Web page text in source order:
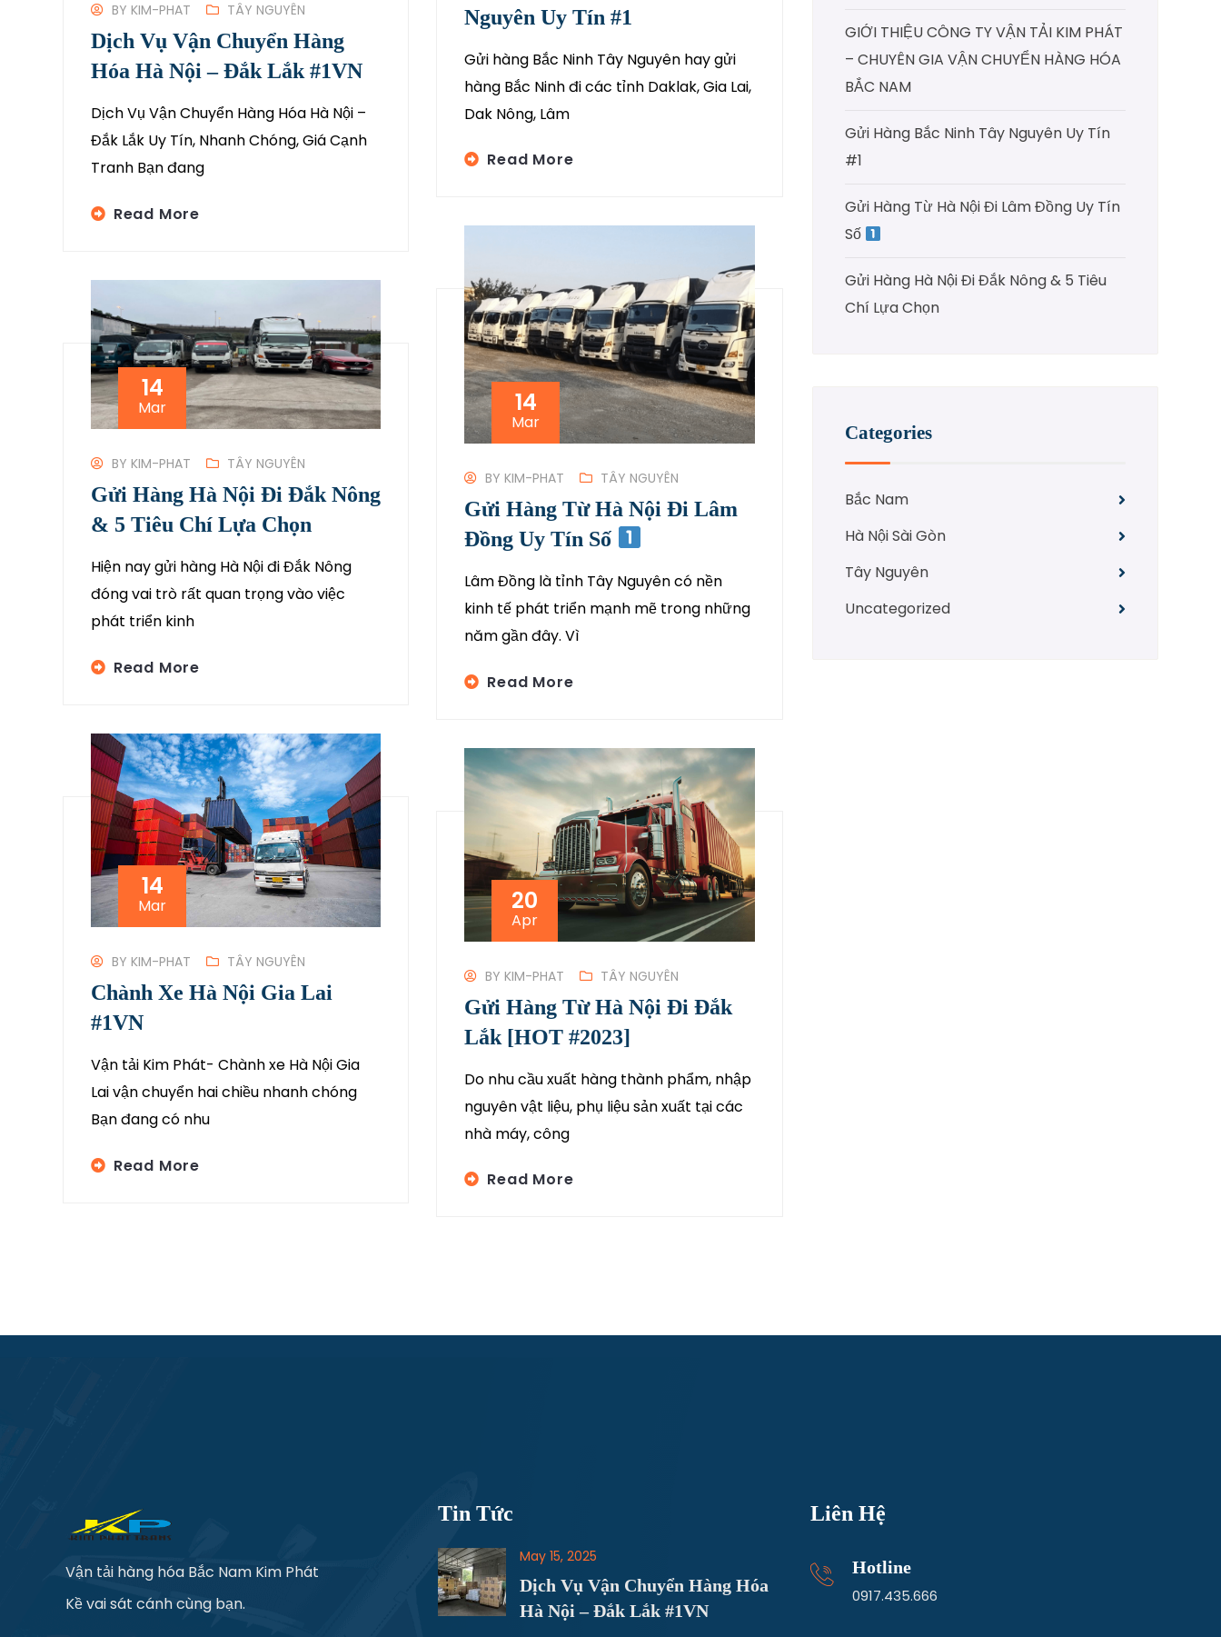
BY KIM-PHAT TÂY NGUYÊN
Dịch Vụ Vận Chuyển Hàng
Hóa Hà Nội – Đắk Lắk #1VN
Dịch Vụ Vận Chuyển Hàng Hóa Hà Nội –
Đắk Lắk Uy Tín, Nhanh Chóng, Giá Cạnh
Tranh Bạn đang
Read More
Nguyên Uy Tín #1
Gửi hàng Bắc Ninh Tây Nguyên hay gửi
hàng Bắc Ninh đi các tỉnh Daklak, Gia Lai,
Dak Nông, Lâm
Read More
14
Mar
BYKIM-PHAT TÂY NGUYÊN
Gửi Hàng Từ Hà Nội Đi Lâm
Đồng Uy Tín Số
Lâm Đồng là tỉnh Tây Nguyên có nền
kinh tế phát triển mạnh mẽ trong những
năm gần đây. Vì
Read More
14
Mar
BY KIM-PHAT TÂY NGUYÊN
Gửi Hàng Hà Nội Đi Đắk Nông
& 5 Tiêu Chí Lựa Chọn
Hiện nay gửi hàng Hà Nội đi Đắk Nông
đóng vai trò rất quan trọng vào việc
phát triển kinh
Read More
14
Mar
BY KIM-PHAT TÂY NGUYÊN
Chành Xe Hà Nội Gia Lai
#1VN
Vận tải Kim Phát- Chành xe Hà Nội Gia
Lai vận chuyển hai chiều nhanh chóng
Bạn đang có nhu
Read More
20
Apr
BYKIM-PHAT TÂY NGUYÊN
Gửi Hàng Từ Hà Nội Đi Đắk
Lắk [HOT #2023]
Do nhu cầu xuất hàng thành phẩm, nhập
nguyên vật liệu, phụ liệu sản xuất tại các
nhà máy, công
Read More
GIỚI THIỆU CÔNG TY VẬN TẢI KIM PHÁT
– CHUYÊN GIA VẬN CHUYỂN HÀNG HÓA
BẮC NAM
Gửi Hàng Bắc Ninh Tây Nguyên Uy Tín
#1
Gửi Hàng Từ Hà Nội Đi Lâm Đồng Uy Tín
Số
Gửi Hàng Hà Nội Đi Đắk Nông & 5 Tiêu
Chí Lựa Chọn
Categories
Bắc Nam
Hà Nội Sài Gòn
Tây Nguyên
Uncategorized
Vận tải hàng hóa Bắc Nam Kim Phát
Kề vai sát cánh cùng bạn.
Tin Tức
May 15, 2025
Dịch Vụ Vận Chuyển Hàng Hóa
Hà Nội – Đắk Lắk #1VN
Liên Hệ
Hotline
0917.435.666